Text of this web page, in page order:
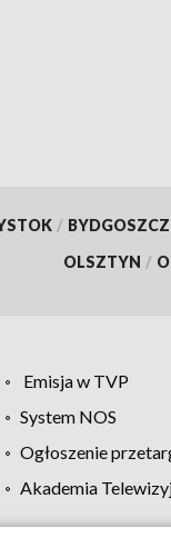
/ BYDGOSZCZ
OLSZTYN /
Emisja w TVP
System NOS
Ogłoszenie
Akademia